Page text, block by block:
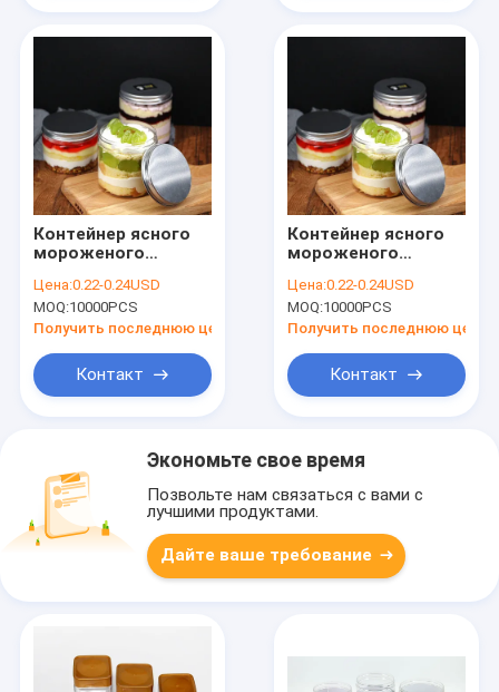
Контейнер ясного
мороженого
пластикового
упаковывая с
крышками
Цена:0.22-0.24USD
MOQ:10000PCS
Получить последнюю цену
Контакт
Контейнер ясного
мороженого
пластикового
упаковывая с
крышками
Цена:0.22-0.24USD
MOQ:10000PCS
Получить последнюю цену
Контакт
Экономьте свое время
Позвольте нам связаться с вами с
лучшими продуктами.
Дайте ваше требование